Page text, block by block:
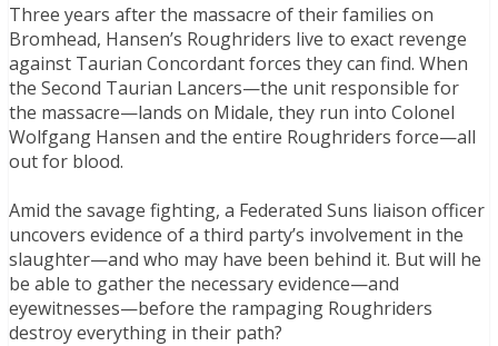
Three years after the massacre of their families on
Bromhead, Hansen’s Roughriders live to exact revenge
against Taurian Concordant forces they can find. When
the Second Taurian Lancers—the unit responsible for
the massacre—lands on Midale, they run into Colonel
Wolfgang Hansen and the entire Roughriders force—all
out for blood.
Amid the savage fighting, a Federated Suns liaison officer
uncovers evidence of a third party’s involvement in the
slaughter—and who may have been behind it. But will he
be able to gather the necessary evidence—and
eyewitnesses—before the rampaging Roughriders
destroy everything in their path?